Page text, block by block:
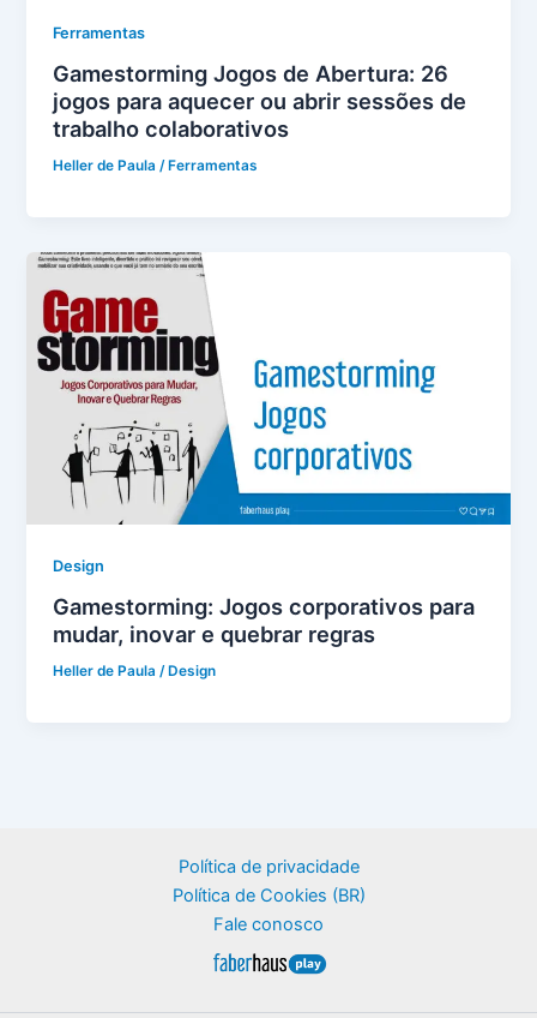
Ferramentas
Gamestorming Jogos de Abertura: 26
jogos para aquecer ou abrir sessões de
trabalho colaborativos
Heller de Paula/ Ferramentas
Design
Gamestorming: Jogos corporativos para
mudar, inovar e quebrar regras
Heller de Paula/ Design
Política de privacidade
Política de Cookies (BR)
Fale conosco